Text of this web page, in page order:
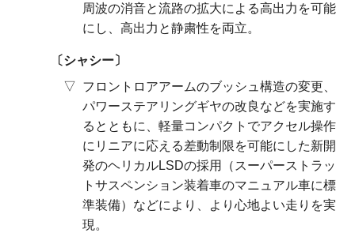
周波の消音と流路の拡大による高出力を可能
にし、高出力と静粛性を両立。
シャシー
フロントロアアームのブッシュ構造の変更、
パワーステアリングギヤの改良などを実施す
るとともに、軽量コンパクトでアクセル操作
にリニアに応える差動制限を可能にした新開
発のヘリカルLSDの採用（スーパーストラッ
トサスペンション装着車のマニュアル車に標
準装備）などにより、より心地よい走りを実
現。